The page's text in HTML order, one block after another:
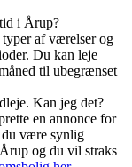
i Årup?
af værelser og
Du kan leje
til ubegrænset
Kan jeg det?
en annonce for
du være synlig
og du vil straks